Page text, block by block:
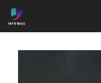
Aller
au